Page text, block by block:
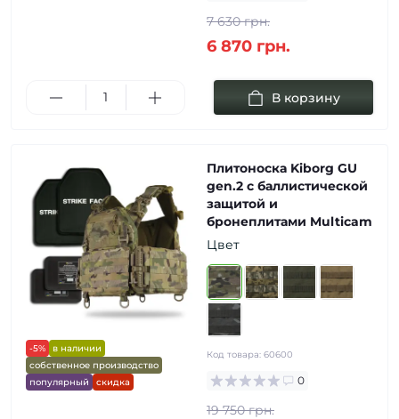
7 630 грн.
6 870 грн.
В корзину
-5%
в наличии
собственное производство
популярный
скидка
Плитоноска Kiborg GU
gen.2 с баллистической
защитой и
бронеплитами Multicam
Цвет
Код товара: 60600
0
19 750 грн.